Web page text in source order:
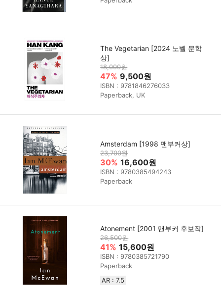
The Vegetarian [2024 노벨 문학
상]
18,000원
47% 9,500원
ISBN : 9781846276033
Paperback, UK
Amsterdam [1998 맨부커상]
23,700원
30% 16,600원
ISBN : 9780385494243
Paperback
Atonement [2001 맨부커 후보작]
26,500원
41% 15,600원
ISBN : 9780385721790
Paperback
AR : 7.5